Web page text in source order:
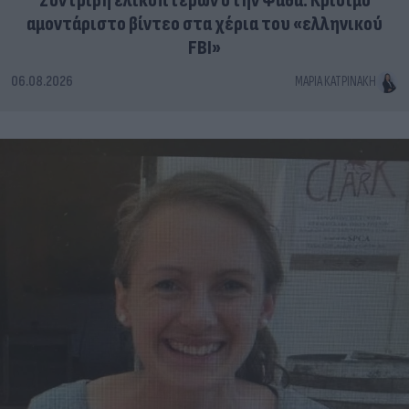
αμοντάριστο βίντεο στα χέρια του «ελληνικού
FBI»
06.08.2026 ΜΑΡΊΑ ΚΑΤΡΙΝΆΚΗ